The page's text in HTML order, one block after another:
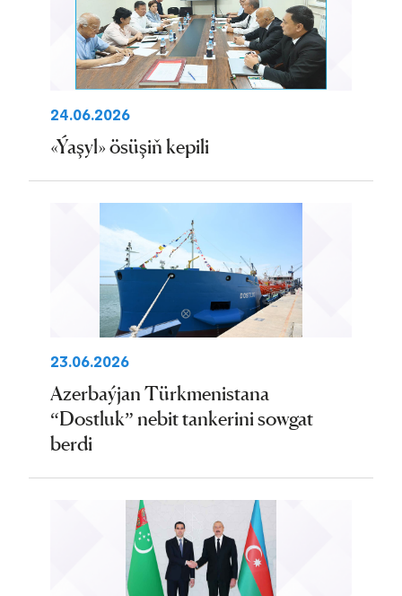
24.06.2026
«Ýaşyl» ösüşiň kepili
23.06.2026
Azerbaýjan Türkmenistana
“Dostluk” nebit tankerini sowgat
berdi